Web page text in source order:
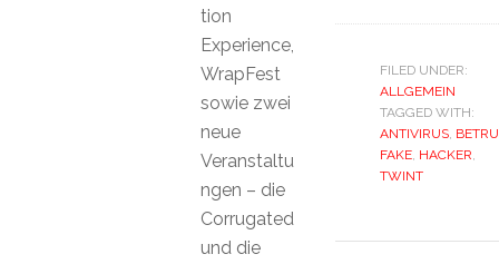
FILED UNDER:
ALLGEMEIN
TAGGED WITH:
ANTIVIRUS,
FAKE, HACKER
TWINT
tion
Experience,
WrapFest
sowie zwei
neue
Veranstaltu
ngen – die
Corrugated
und die